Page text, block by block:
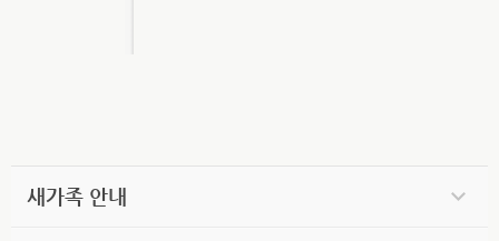
새가족 안내